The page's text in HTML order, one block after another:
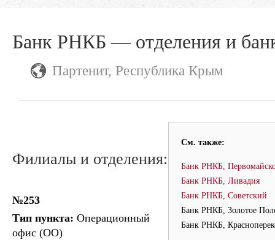
Банк РНКБ — отделения и
Партенит, Республика Крым
См. также:
Банк РНКБ,
Банк РНКБ, Ливадия
Банк РНКБ, Советский
Банк РНКБ, Золотое
Банк РНКБ,
Филиалы и отделения:
№253
Тип пункта: Операционный
офис (ОО)